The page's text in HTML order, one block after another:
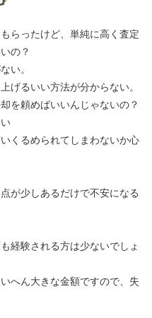
らったけど、単純に高く査定
の？
い。
げるいい方法が分からない。
を頼めばいいんじゃないの？
くるめられてしまわないか心
が少しあるだけで不安になる
経験される方は少ないでしょ
へん大きな金額ですので、失